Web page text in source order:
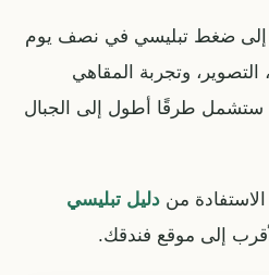
لا تحتاج إلى ضغط تبليسي في نصف يوم
وتجربة المقاهي
ستشمل طرقًا أطول إلى الجبال
من دليل تبليسي
إلى موقع فندقك.